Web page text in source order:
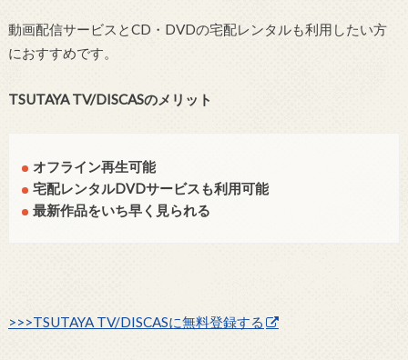
動画配信サービスとCD・DVDの宅配レンタルも利用したい方
におすすめです。
TSUTAYA TV/DISCASのメリット
オフライン再生可能
宅配レンタルDVDサービスも利用可能
最新作品をいち早く見られる
>>>TSUTAYA TV/DISCASに無料登録する